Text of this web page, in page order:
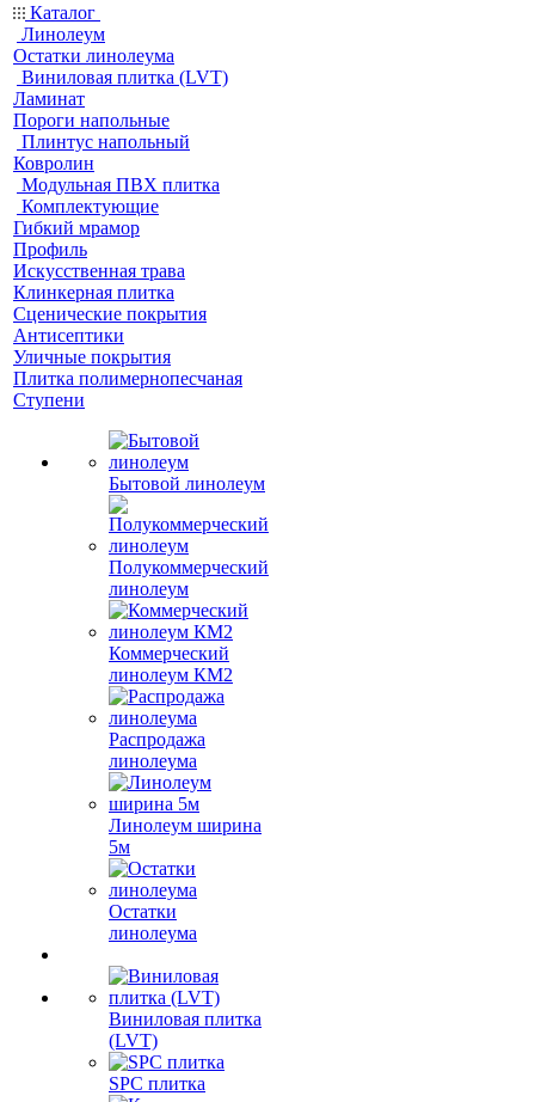
Каталог
Линолеум
Остатки линолеума
Виниловая плитка (LVT)
Ламинат
Пороги напольные
Плинтус напольный
Ковролин
Модульная ПВХ плитка
Комплектующие
Гибкий мрамор
Профиль
Искусственная трава
Клинкерная плитка
Сценические покрытия
Антисептики
Уличные покрытия
Плитка полимернопесчаная
Ступени
Бытовой линолеум
Полукоммерческий
линолеум
Коммерческий
линолеум КМ2
Распродажа
линолеума
Линолеум ширина
5м
Остатки
линолеума
Виниловая плитка
(LVT)
SPC плитка